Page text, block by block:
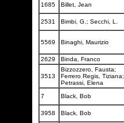
1685 Billet, Jean
2531 Bimbi, G.; Secchi, L.
5569 Binaghi, Maurizio
2629 Binda, Franco
3513
Bizzozzero, Fausta;
Ferrero Regis, Tiziana;
Petrassi, Elena
7 Black, Bob
3958 Black, Bob